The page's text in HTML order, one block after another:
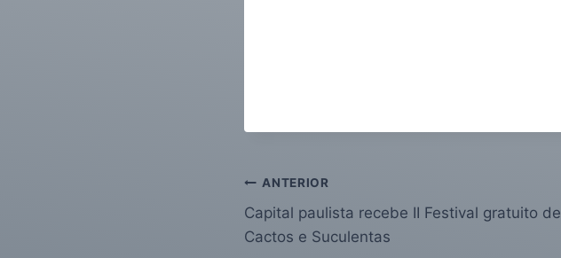
ANTERIOR
Capital paulista recebe II Festival gratuito de
Cactos e Suculentas